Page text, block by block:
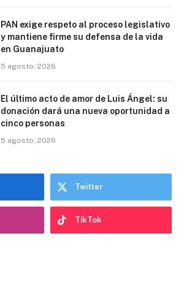
PAN exige respeto al proceso legislativo
y mantiene firme su defensa de la vida
en Guanajuato
5 agosto, 2026
El último acto de amor de Luis Ángel: su
donación dará una nueva oportunidad a
cinco personas
5 agosto, 2026
Twitter
TikTok